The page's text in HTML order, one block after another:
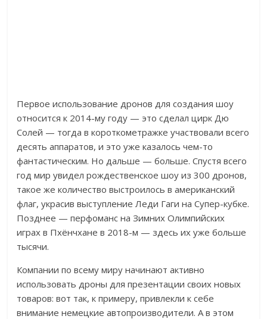
Первое использование дронов для создания шоу
относится к 2014-му году — это сделал цирк Дю
Солей — тогда в короткометражке участвовали всего
десять аппаратов, и это уже казалось чем-то
фантастическим. Но дальше — больше. Спустя всего
год мир увидел рождественское шоу из 300 дронов,
такое же количество выстроилось в американский
флаг, украсив выступление Леди Гаги на Супер-кубке.
Позднее — перфоманс на Зимних Олимпийских
играх в Пхёнчхане в 2018-м — здесь их уже больше
тысячи.
Компании по всему миру начинают активно
использовать дроны для презентации своих новых
товаров: вот так, к примеру, привлекли к себе
внимание немецкие автопроизводители. А в этом